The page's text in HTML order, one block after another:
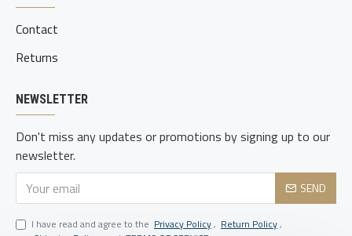
LANGE BATTERIJLEVENSDUUR MET SN ABB CHARGING
Contact
Returns
NEWSLETTER
Don't miss any updates or promotions by signing up to our
newsletter.
SEND
I have read and agree to the Privacy Policy, Return Policy,